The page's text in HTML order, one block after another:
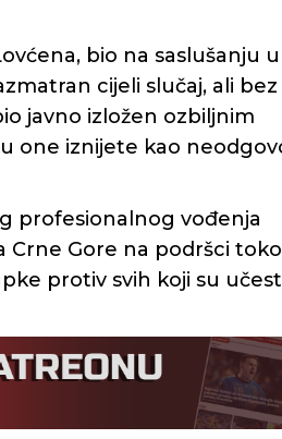
bio na saslušanju u
cijeli slučaj, ali bez
javno izložen ozbiljnim
one iznijete kao
profesionalnog vođenja
Crne Gore na podršci
protiv svih koji su